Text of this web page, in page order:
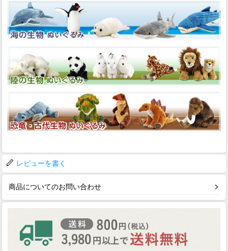
レビューを書く
商品についてのお問い合わせ